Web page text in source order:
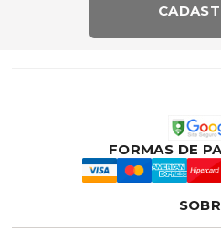
FORMAS DE